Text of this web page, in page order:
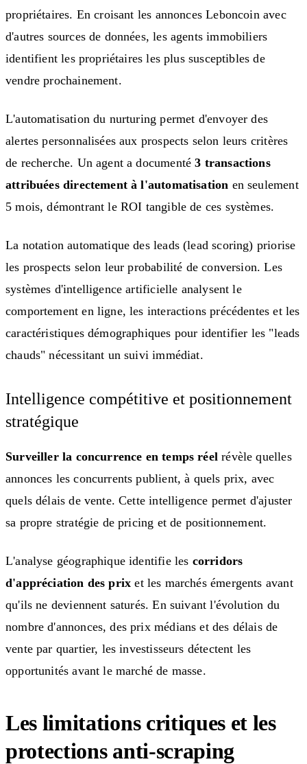
propriétaires. En croisant les annonces Leboncoin avec
d'autres sources de données, les agents immobiliers
identifient les propriétaires les plus susceptibles de
vendre prochainement.
L'automatisation du nurturing permet d'envoyer des
alertes personnalisées aux prospects selon leurs critères
de recherche. Un agent a documenté3 transactions
attribuées directement à l'automatisation en seulement
5 mois, démontrant le ROI tangible de ces systèmes.
La notation automatique des leads (lead scoring) priorise
les prospects selon leur probabilité de conversion. Les
systèmes d'intelligence artificielle analysent le
comportement en ligne, les interactions précédentes et les
caractéristiques démographiques pour identifier les "leads
chauds" nécessitant un suivi immédiat.
Intelligence compétitive et positionnement
stratégique
Surveiller la concurrence en temps réel révèle quelles
annonces les concurrents publient, à quels prix, avec
quels délais de vente. Cette intelligence permet d'ajuster
sa propre stratégie de pricing et de positionnement.
L'analyse géographique identifie les corridors
d'appréciation des prix et les marchés émergents avant
qu'ils ne deviennent saturés. En suivant l'évolution du
nombre d'annonces, des prix médians et des délais de
vente par quartier, les investisseurs détectent les
opportunités avant le marché de masse.
Les limitations critiques et les
protections anti-scraping